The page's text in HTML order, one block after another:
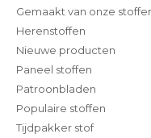
Gemaakt van onze
Herenstoffen
Nieuwe producten
Paneel stoffen
Patroonbladen
Populaire stoffen
Tijdpakker stof